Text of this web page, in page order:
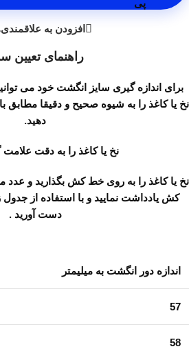
افزودن به
راهنمای تعیین
برای اندازه گیری سایز انگشت خود می
نخ یا کاغذ را به شیوه صحیح و دقیقا مطابق
دهید.
نخ یا کاغذ را به دقت علامت
نخ یا کاغذ را به روی خط کش بگذارید و عدد
کش یادداشت نمایید و با استفاده از
دست آورید .
اندازه دور انگشت به میلیمتر
57
58